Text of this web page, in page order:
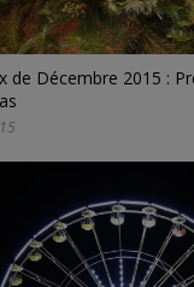
de Décembre 2015 :